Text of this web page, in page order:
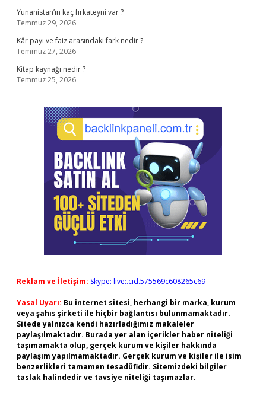
Yunanistan’ın kaç fırkateyni var ?
Temmuz 29, 2026
Kâr payı ve faiz arasındaki fark nedir ?
Temmuz 27, 2026
Kitap kaynağı nedir ?
Temmuz 25, 2026
Reklam ve İletişim: Skype: live:.cid.575569c608265c69
Yasal Uyarı: Bu internet sitesi, herhangi bir marka, kurum
veya şahıs şirketi ile hiçbir bağlantısı bulunmamaktadır.
Sitede yalnızca kendi hazırladığımız makaleler
paylaşılmaktadır. Burada yer alan içerikler haber niteliği
taşımamakta olup, gerçek kurum ve kişiler hakkında
paylaşım yapılmamaktadır. Gerçek kurum ve kişiler ile isim
benzerlikleri tamamen tesadüfidir. Sitemizdeki bilgiler
taslak halindedir ve tavsiye niteliği taşımazlar.